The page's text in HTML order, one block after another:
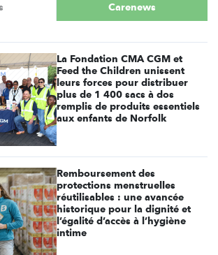
Carenews
La Fondation CMA CGM et
Feed the Children unissent
leurs forces pour distribuer
plus de 1 400 sacs à dos
remplis de produits essentiels
aux enfants de Norfolk
Remboursement des
protections menstruelles
réutilisables : une avancée
historique pour la dignité et
l’égalité d’accès à l’hygiène
intime